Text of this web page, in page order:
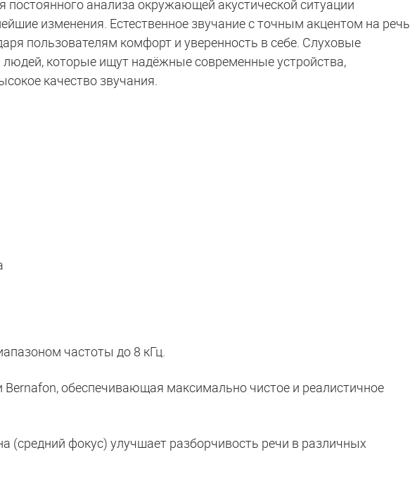
постоянного анализа окружающей акустической ситуации
изменения. Естественное звучание с точным акцентом на речь
пользователям комфорт и уверенность в себе. Слуховые
которые ищут надёжные современные устройства,
качество звучания.
частоты до 8 кГц.
обеспечивающая максимально чистое и реалистичное
(средний фокус) улучшает разборчивость речи в различных